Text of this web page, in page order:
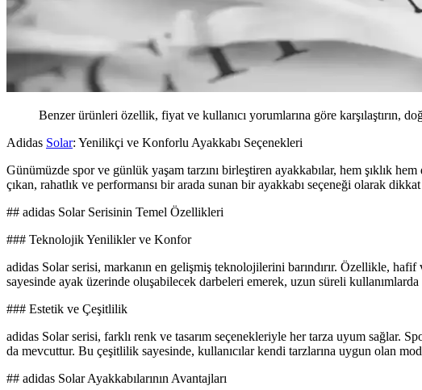
Benzer ürünleri özellik, fiyat ve kullanıcı yorumlarına göre karşılaştırın,
Adidas Solar: Yenilikçi ve Konforlu Ayakkabı Seçenekleri
Günümüzde spor ve günlük yaşam tarzını birleştiren ayakkabılar, hem şıklık
çıkan, rahatlık ve performansı bir arada sunan bir ayakkabı seçeneği olarak
## adidas Solar Serisinin Temel Özellikleri
### Teknolojik Yenilikler ve Konfor
adidas Solar serisi, markanın en gelişmiş teknolojilerini barındırır. Özellikle,
sayesinde ayak üzerinde oluşabilecek darbeleri emerek, uzun süreli kullanımlarda
### Estetik ve Çeşitlilik
adidas Solar serisi, farklı renk ve tasarım seçenekleriyle her tarza uyum sağlar.
da mevcuttur. Bu çeşitlilik sayesinde, kullanıcılar kendi tarzlarına uygun olan
## adidas Solar Ayakkabılarının Avantajları